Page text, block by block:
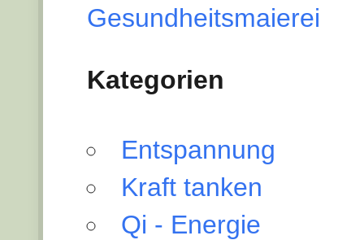
Gesundheitsmaierei
Kategorien
Entspannung
Kraft tanken
Qi - Energie